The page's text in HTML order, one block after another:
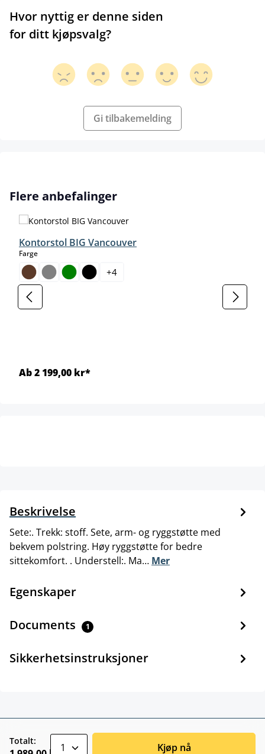
Hvor nyttig er denne siden
for ditt kjøpsvalg?
Gi tilbakemelding
Hopp over produktgalleri
Flere anbefalinger
Kontorstol BIG Vancouver
Fargeselect
+4
Ab 2 199,00 kr*
Beskrivelse
Sete:. Trekk: stoff. Sete, arm- og ryggstøtte med
bekvem polstring. Høy ryggstøtte for bedre
sittekomfort. . Understell:. Ma… Mer
Egenskaper
Documents 1
Sikkerhetsinstruksjoner
Totalt:
Kjøp nå